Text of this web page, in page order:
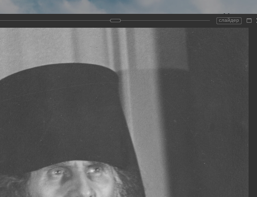
Виртуальный
Новомучеников и
Земли
Сайт создан по благословлению
и Холмогорского Даниила
Галерея
слайдер